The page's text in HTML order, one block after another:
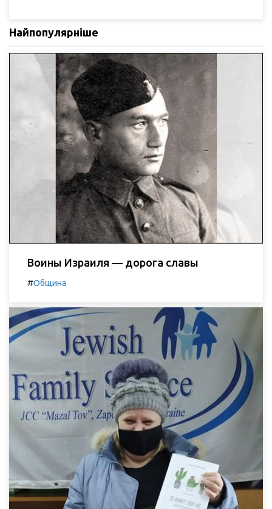
Найпопулярніше
Воины Израиля — дорога славы
#Община